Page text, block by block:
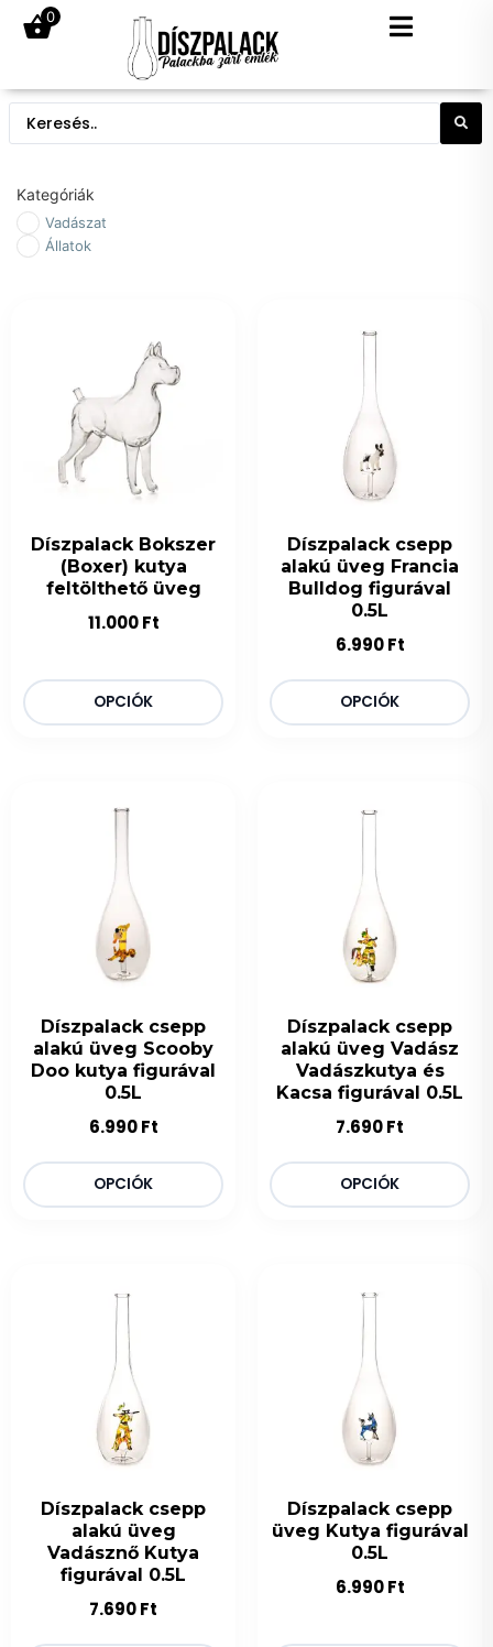
0
Kategóriák
Vadászat
Állatok
Díszpalack Bokszer
(Boxer) kutya
feltölthető üveg
11.000Ft
OPCIÓK
Díszpalack csepp
alakú üveg Francia
Bulldog figurával
0.5L
6.990Ft
OPCIÓK
Díszpalack csepp
alakú üveg Scooby
Doo kutya figurával
0.5L
6.990Ft
OPCIÓK
Díszpalack csepp
alakú üveg Vadász
Vadászkutya és
Kacsa figurával 0.5L
7.690Ft
OPCIÓK
Díszpalack csepp
alakú üveg
Vadásznő Kutya
figurával 0.5L
7.690Ft
Díszpalack csepp
üveg Kutya figurával
0.5L
6.990Ft